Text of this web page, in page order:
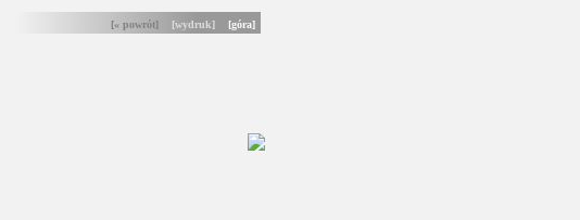
[« powrót] [wydruk] [góra]